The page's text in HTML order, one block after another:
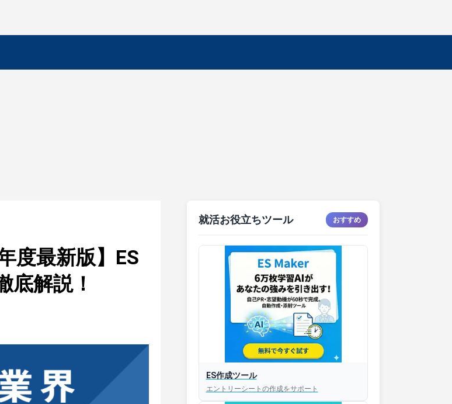
度最新版】ES
底解説！
就活お役立ちツール おすすめ
ES作成ツール
エントリーシートの作成をサポート